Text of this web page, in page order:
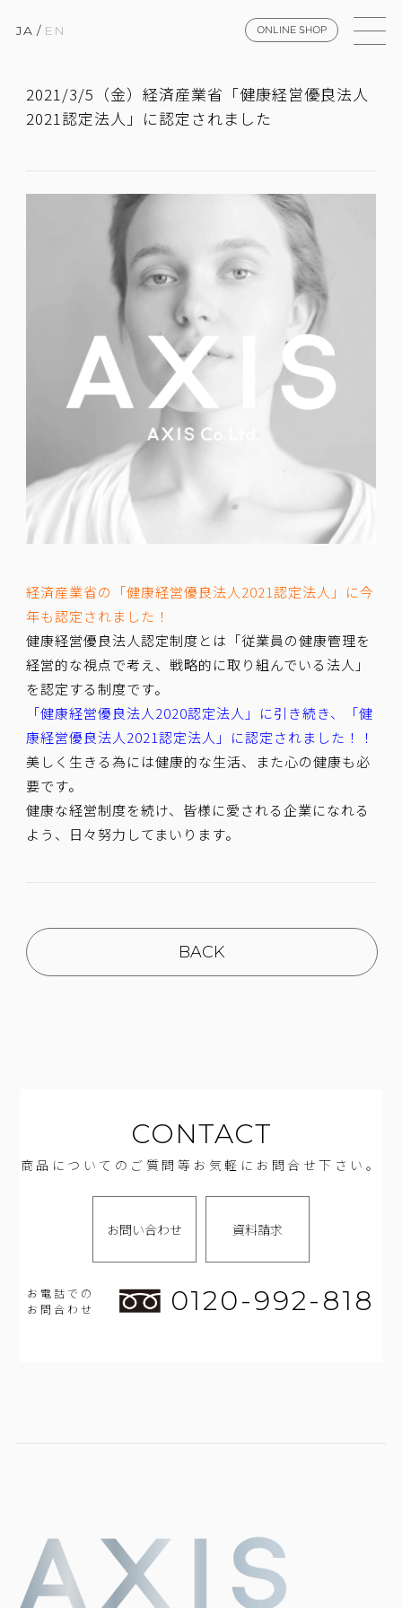
JA / EN ONLINE SHOP
2021/3/5（金）経済産業省「健康経営優良法人
2021認定法人」に認定されました
経済産業省の「健康経営優良法人2021認定法人」に今
年も認定されました！
健康経営優良法人認定制度とは「従業員の健康管理を
経営的な視点で考え、戦略的に取り組んでいる法人」
を認定する制度です。
「健康経営優良法人2020認定法人」に引き続き、「健
康経営優良法人2021認定法人」に認定されました！！
美しく生きる為には健康的な生活、また心の健康も必
要です。
健康な経営制度を続け、皆様に愛される企業になれる
よう、日々努力してまいります。
BACK
CONTACT
商品についてのご質問等お気軽にお問合せ下さい。
お問い合わせ 資料請求
お電話での
お問合わせ
0120-992-818